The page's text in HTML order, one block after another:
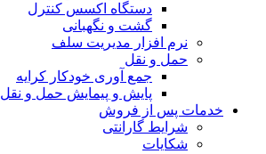
دستگاه اکسس کنترل
گشت و نگهبانی
نرم افزار مدیریت سلف
حمل و نقل
جمع آوری خودکار کرایه
پایش و پیمایش حمل و نقل
خدمات پس از فروش
شرایط گارانتی
شکایات